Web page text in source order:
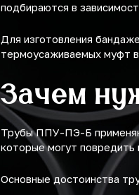
подбираются в
Для изготовления
термоусаживаемых муфт в
Зачем
Трубы ППУ-ПЭ-Б
которые могут
Основные достоинства